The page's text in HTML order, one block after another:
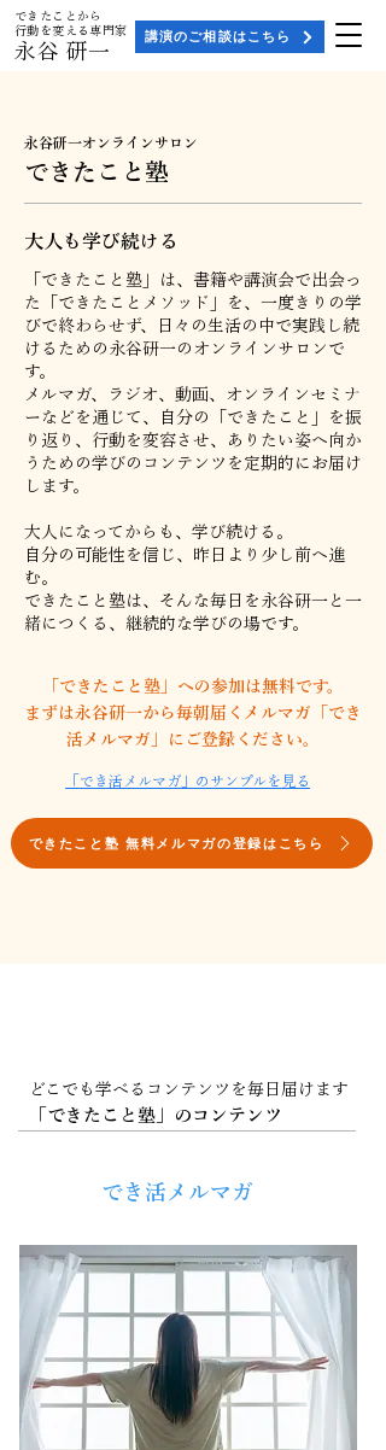
​できたことから
行動を変える専門家
永谷 研一
講演のご相談はこちら
永谷研一オンラインサロン
できたこと塾
大人も学び続ける
「できたこと塾」は、書籍や講演会で出会っ
た「できたことメソッド」を、一度きりの学
びで終わらせず、日々の生活の中で実践し続
けるための永谷研一のオンラインサロンで
す。
メルマガ、ラジオ、動画、オンラインセミナ
ーなどを通じて、自分の「できたこと」を振
り返り、行動を変容させ、ありたい姿へ向か
うための学びのコンテンツを定期的にお届け
します。
大人になってからも、学び続ける。
自分の可能性を信じ、昨日より少し前へ進
む。
できたこと塾は、そんな毎日を永谷研一と一
緒につくる、継続的な学びの場です。
「できたこと塾」への参加は無料です。
​まずは永谷研一から毎朝届くメルマガ「でき
活メルマガ」にご登録ください。
「でき活メルマガ」のサンプルを見る
できたこと塾 無料メルマガの登録はこちら
どこでも学べるコンテンツを毎日届けます
「できたこと塾」のコンテンツ
でき活メルマガ